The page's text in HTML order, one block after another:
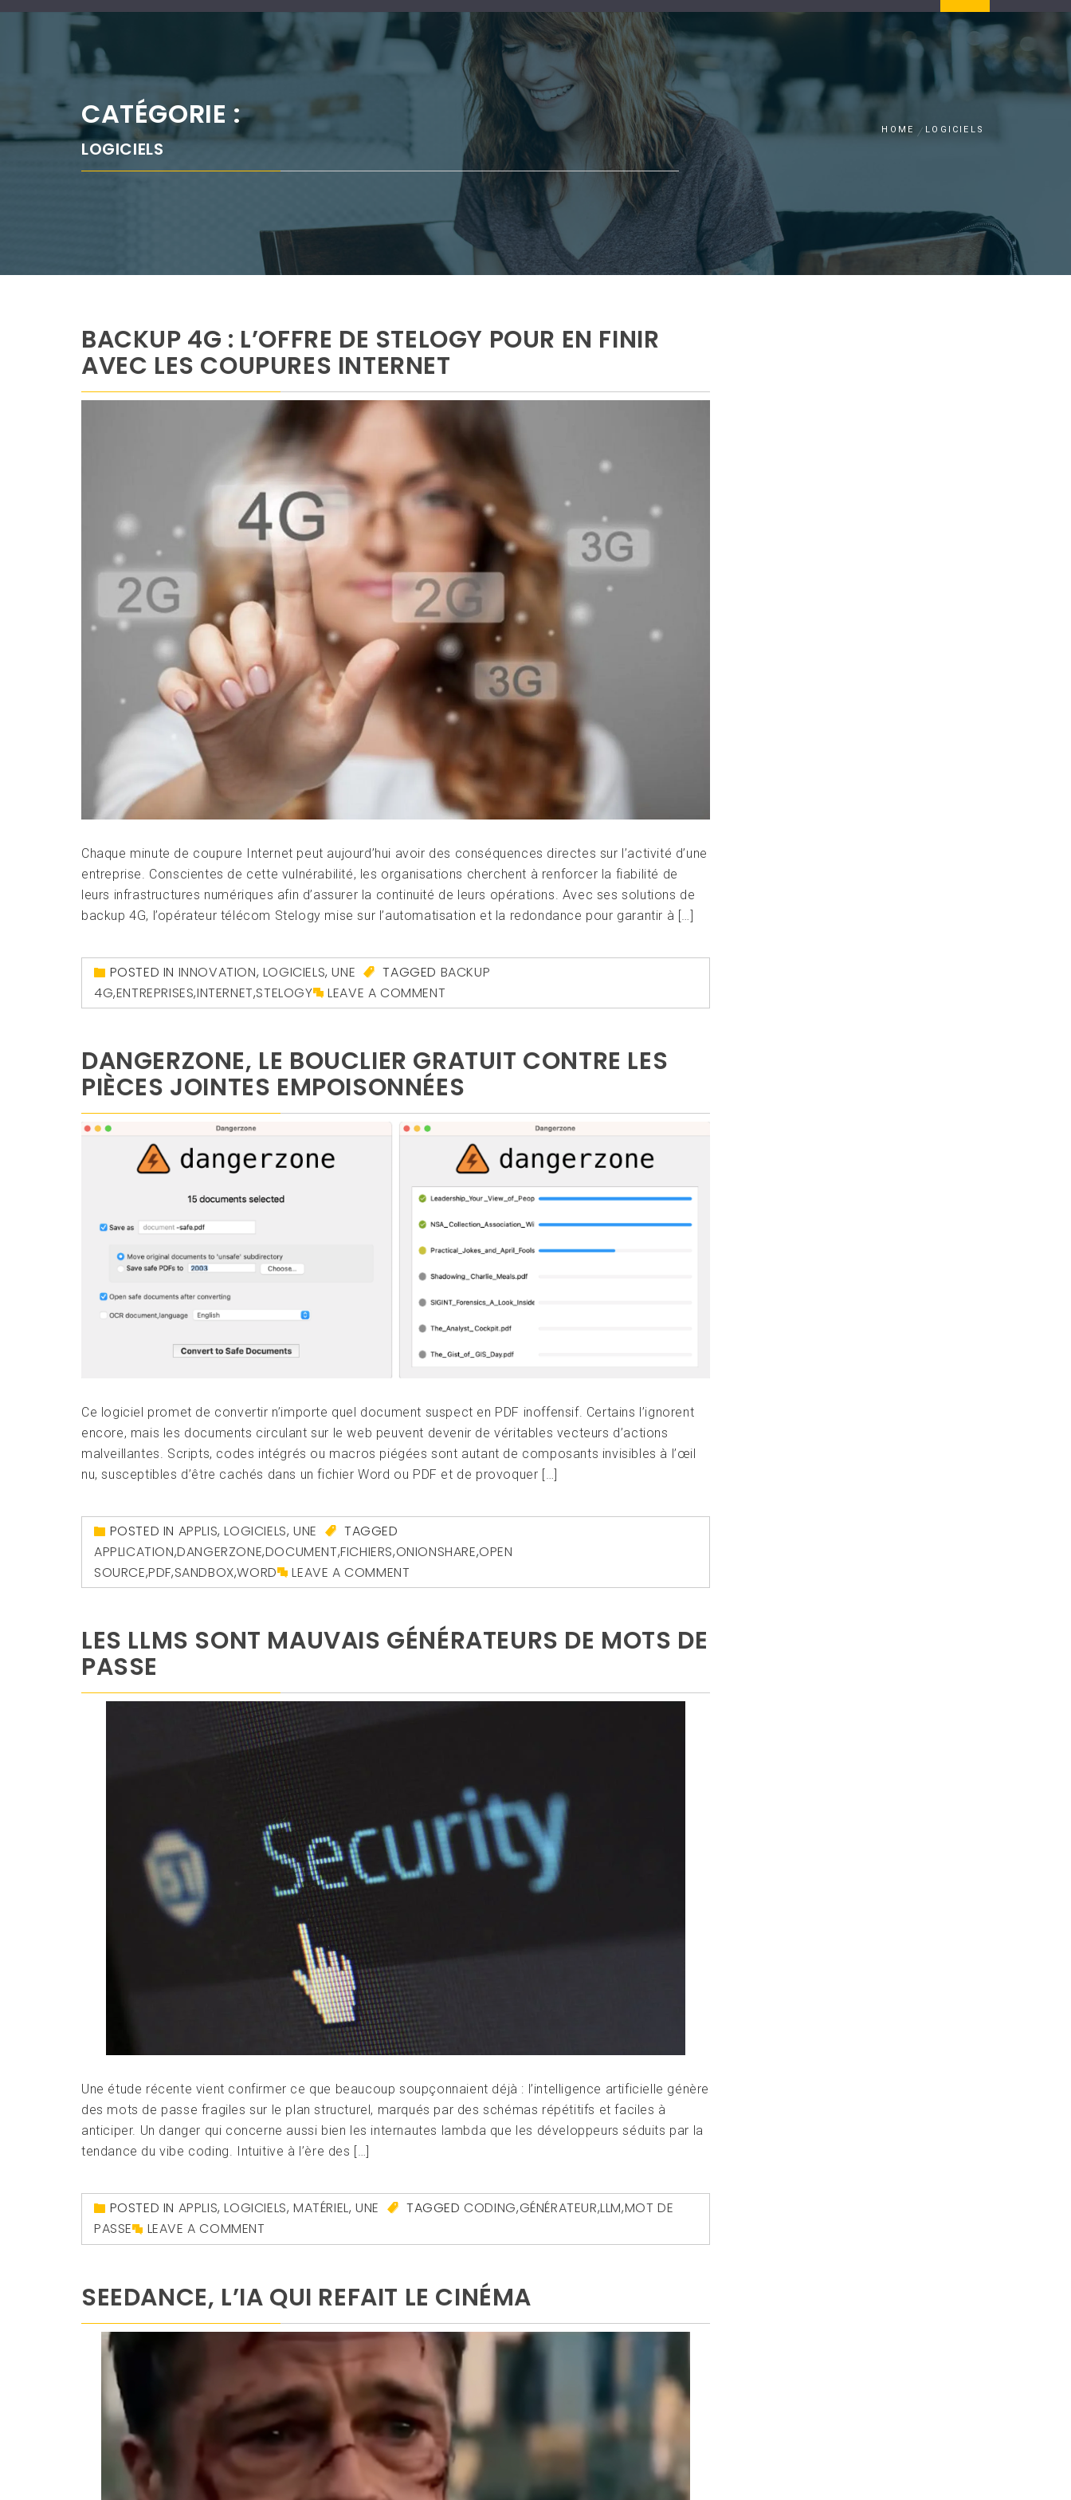
CATÉGORIE :
LOGICIELS
HOME LOGICIELS
BACKUP 4G : L’OFFRE DE STELOGY POUR EN FINIR
AVEC LES COUPURES INTERNET
Chaque minute de coupure Internet peut aujourd’hui avoir des conséquences directes sur l’activité d’une
entreprise. Conscientes de cette vulnérabilité, les organisations cherchent à renforcer la fiabilité de
leurs infrastructures numériques afin d’assurer la continuité de leurs opérations. Avec ses solutions de
backup 4G, l’opérateur télécom Stelogy mise sur l’automatisation et la redondance pour garantir à […]
POSTED IN INNOVATION, LOGICIELS,UNE TAGGED BACKUP
4G,ENTREPRISES,INTERNET,STELOGY LEAVE A COMMENT
DANGERZONE, LE BOUCLIER GRATUIT CONTRE LES
PIÈCES JOINTES EMPOISONNÉES
Ce logiciel promet de convertir n’importe quel document suspect en PDF inoffensif. Certains l’ignorent
encore, mais les documents circulant sur le web peuvent devenir de véritables vecteurs d’actions
malveillantes. Scripts, codes intégrés ou macros piégées sont autant de composants invisibles à l’œil
nu, susceptibles d’être cachés dans un fichier Word ou PDF et de provoquer […]
POSTED IN APPLIS,LOGICIELS,UNE
TAGGED
APPLICATION,DANGERZONE,DOCUMENT,FICHIERS,ONIONSHARE,OPEN
SOURCE,PDF,SANDBOX,WORD LEAVE A COMMENT
LES LLMS SONT MAUVAIS GÉNÉRATEURS DE MOTS DE
PASSE
Une étude récente vient confirmer ce que beaucoup soupçonnaient déjà : l’intelligence artificielle génère
des mots de passe fragiles sur le plan structurel, marqués par des schémas répétitifs et faciles à
anticiper. Un danger qui concerne aussi bien les internautes lambda que les développeurs séduits par la
tendance du vibe coding. Intuitive à l’ère des […]
POSTED IN APPLIS,LOGICIELS,MATÉRIEL,UNE TAGGEDCODING,GÉNÉRATEUR,LLM,MOT DE
PASSE
LEAVE A COMMENT
SEEDANCE, L’IA QUI REFAIT LE CINÉMA